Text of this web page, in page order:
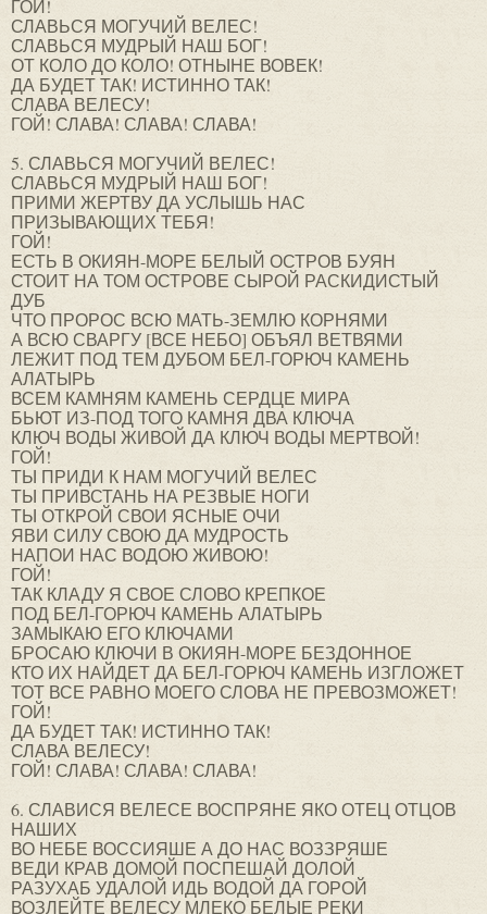
ГОЙ!
СЛАВЬСЯ МОГУЧИЙ ВЕЛЕС!
СЛАВЬСЯ МУДРЫЙ НАШ БОГ!
ОТ КОЛО ДО КОЛО! ОТНЫНЕ ВОВЕК!
ДА БУДЕТ ТАК! ИСТИННО ТАК!
СЛАВА ВЕЛЕСУ!
ГОЙ! СЛАВА! СЛАВА! СЛАВА!
5. СЛАВЬСЯ МОГУЧИЙ ВЕЛЕС!
СЛАВЬСЯ МУДРЫЙ НАШ БОГ!
ПРИМИ ЖЕРТВУ ДА УСЛЫШЬ НАС
ПРИЗЫВАЮЩИХ ТЕБЯ!
ГОЙ!
ЕСТЬ В ОКИЯН-МОРЕ БЕЛЫЙ ОСТРОВ БУЯН
СТОИТ НА ТОМ ОСТРОВЕ СЫРОЙ РАСКИДИСТЫЙ
ДУБ
ЧТО ПРОРОС ВСЮ МАТЬ-ЗЕМЛЮ КОРНЯМИ
А ВСЮ СВАРГУ [ВСЕ НЕБО] ОБЪЯЛ ВЕТВЯМИ
ЛЕЖИТ ПОД ТЕМ ДУБОМ БЕЛ-ГОРЮЧ КАМЕНЬ
АЛАТЫРЬ
ВСЕМ КАМНЯМ КАМЕНЬ СЕРДЦЕ МИРА
БЬЮТ ИЗ-ПОД ТОГО КАМНЯ ДВА КЛЮЧА
КЛЮЧ ВОДЫ ЖИВОЙ ДА КЛЮЧ ВОДЫ МЕРТВОЙ!
ГОЙ!
ТЫ ПРИДИ К НАМ МОГУЧИЙ ВЕЛЕС
ТЫ ПРИВСТАНЬ НА РЕЗВЫЕ НОГИ
ТЫ ОТКРОЙ СВОИ ЯСНЫЕ ОЧИ
ЯВИ СИЛУ СВОЮ ДА МУДРОСТЬ
НАПОИ НАС ВОДОЮ ЖИВОЮ!
ГОЙ!
ТАК КЛАДУ Я СВОЕ СЛОВО КРЕПКОЕ
ПОД БЕЛ-ГОРЮЧ КАМЕНЬ АЛАТЫРЬ
ЗАМЫКАЮ ЕГО КЛЮЧАМИ
БРОСАЮ КЛЮЧИ В ОКИЯН-МОРЕ БЕЗДОННОЕ
КТО ИХ НАЙДЕТ ДА БЕЛ-ГОРЮЧ КАМЕНЬ ИЗГЛОЖЕТ
ТОТ ВСЕ РАВНО МОЕГО СЛОВА НЕ ПРЕВОЗМОЖЕТ!
ГОЙ!
ДА БУДЕТ ТАК! ИСТИННО ТАК!
СЛАВА ВЕЛЕСУ!
ГОЙ! СЛАВА! СЛАВА! СЛАВА!
6. СЛАВИСЯ ВЕЛЕСЕ ВОСПРЯНЕ ЯКО ОТЕЦ ОТЦОВ
НАШИХ
ВО НЕБЕ ВОССИЯШЕ А ДО НАС ВОЗЗРЯШЕ
ВЕДИ КРАВ ДОМОЙ ПОСПЕШАЙ ДОЛОЙ
РАЗУХАБ УДАЛОЙ ИДЬ ВОДОЙ ДА ГОРОЙ
ВОЗЛЕЙТЕ ВЕЛЕСУ МЛЕКО БЕЛЫЕ РЕКИ